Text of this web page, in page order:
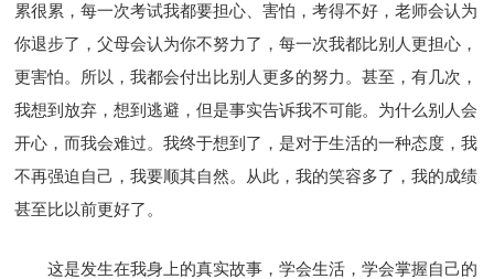
累很累，每一次考试我都要担心、害怕，考得不好，老师会认为
你退步了，父母会认为你不努力了，每一次我都比别人更担心，
更害怕。所以，我都会付出比别人更多的努力。甚至，有几次，
我想到放弃，想到逃避，但是事实告诉我不可能。为什么别人会
开心，而我会难过。我终于想到了，是对于生活的一种态度，我
不再强迫自己，我要顺其自然。从此，我的笑容多了，我的成绩
甚至比以前更好了。
这是发生在我身上的真实故事，学会生活，学会掌握自己的